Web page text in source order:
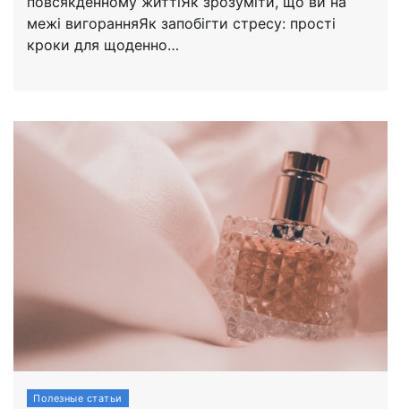
межі вигоранняЯк запобігти стресу: прості
кроки для щоденно…
Полезные статьи